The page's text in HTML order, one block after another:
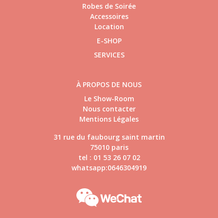
Robes de Soirée
Accessoires
Location
E-SHOP
SERVICES
À PROPOS DE NOUS
Le Show-Room
Nous contacter
Mentions Légales
31 rue du faubourg saint martin
75010 paris
tel : 01 53 26 07 02
whatsapp:0646304919